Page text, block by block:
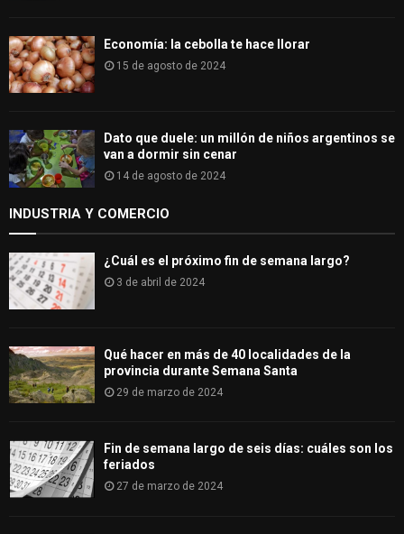
Economía: la cebolla te hace llorar
15 de agosto de 2024
Dato que duele: un millón de niños argentinos se
van a dormir sin cenar
14 de agosto de 2024
INDUSTRIA Y COMERCIO
¿Cuál es el próximo fin de semana largo?
3 de abril de 2024
Qué hacer en más de 40 localidades de la
provincia durante Semana Santa
29 de marzo de 2024
Fin de semana largo de seis días: cuáles son los
feriados
27 de marzo de 2024